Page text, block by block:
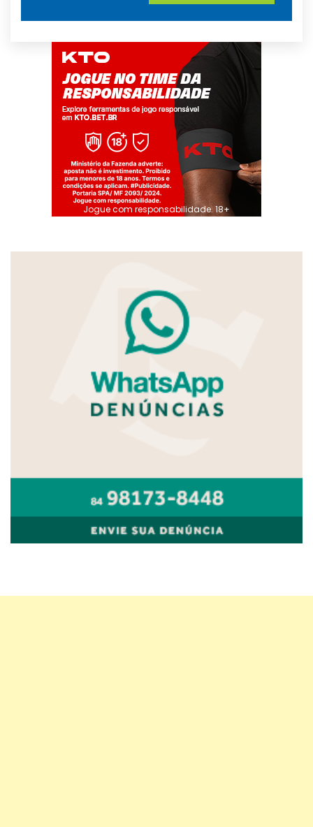
Jogue com responsabilidade. 18+